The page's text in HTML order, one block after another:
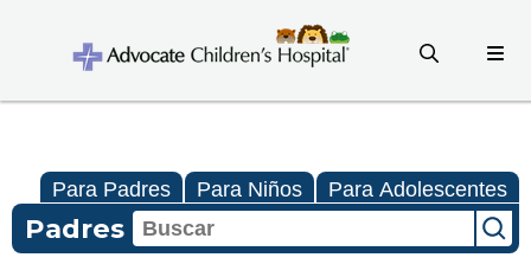
Para Padres Para Niños Para Adolescentes
Padres